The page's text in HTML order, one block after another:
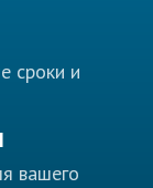
сроки и
вашего